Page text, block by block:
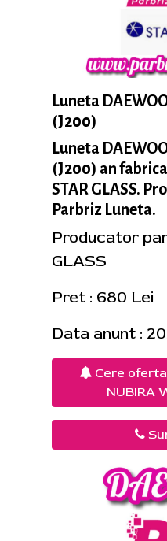
Luneta
(J200)
Luneta
(J200) an
STAR GLASS.
Parbriz Luneta.
Producator
GLASS
Pret : 680 Lei
Data anunt :
Cere
NUBIRA